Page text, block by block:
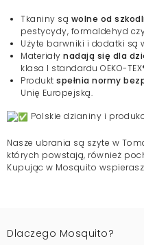
Tkaniny są wolne od
pestycydy, formaldehyd
Użyte barwniki i dodatki są
Materiały nadają się dla
klasa I standardu OEKO-
Produkt spełnia normy
Unię Europejską.
Polskie dzianiny i
Nasze ubrania są szyte w
których powstają, również
Kupując w Mosquito
Dlaczego Mosquito?